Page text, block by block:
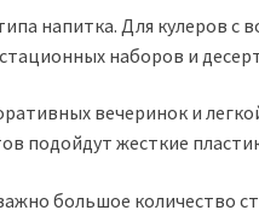
напитка. Для кулеров с
наборов и
вечеринок и
подойдут жесткие
большое количество